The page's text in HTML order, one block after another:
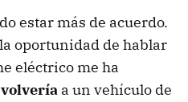
estar más de acuerdo.
oportunidad de hablar
eléctrico me ha
a un vehículo de